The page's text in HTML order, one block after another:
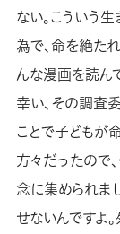
ない。こういう
為で、命を絶た
んな漫画を読ん
幸い、その調査
ことで子どもが
方々だったので
念に集められま
せないんですよ